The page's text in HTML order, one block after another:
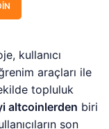
kullanıcı
araçları ile
topluluk
altcoinlerden biri
son